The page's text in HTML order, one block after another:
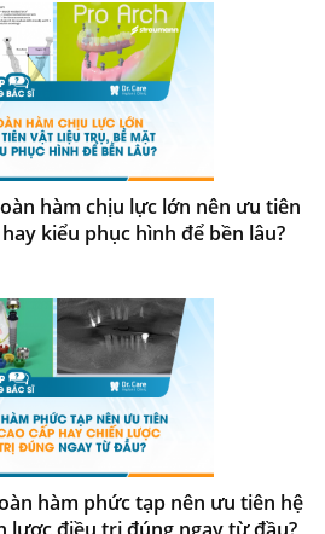
hàm chịu lực lớn nên ưu tiên
kiểu phục hình để bền lâu?
hàm phức tạp nên ưu tiên hệ